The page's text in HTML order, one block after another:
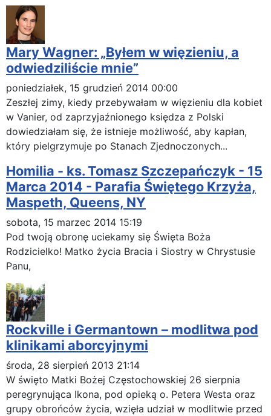
Mary Wagner: „Byłem w więzieniu, a
odwiedziliście mnie”
poniedziałek, 15 grudzień 2014 00:00
Zeszłej zimy, kiedy przebywałam w więzieniu dla kobiet
w Vanier, od zaprzyjaźnionego księdza z Polski
dowiedziałam się, że istnieje możliwość, aby kapłan,
który pielgrzymuje po Stanach Zjednoczonych...
Homilia - ks. Tomasz Szczepańczyk - 15
Marca 2014 - Parafia Świętego Krzyża,
Maspeth, Queens, NY
sobota, 15 marzec 2014 15:19
Pod twoją obronę uciekamy się Święta Boża
Rodzicielko! Matko życia Bracia i Siostry w Chrystusie
Panu,
Rockville i Germantown – modlitwa pod
klinikami aborcyjnymi
środa, 28 sierpień 2013 21:14
W święto Matki Bożej Częstochowskiej 26 sierpnia
peregrynująca Ikona, pod opieką o. Petera Westa oraz
grupy obrońców życia, wzięła udział w modlitwie przed